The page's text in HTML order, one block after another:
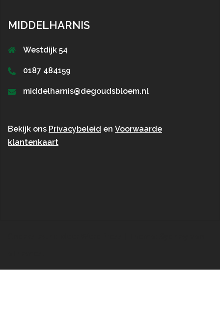
MIDDELHARNIS
Westdijk 54
0187 484159
middelharnis@degoudsbloem.nl
Bekijk ons Privacybeleid en Voorwaarde
klantenkaart